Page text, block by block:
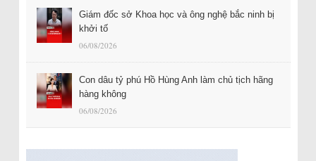
Giám đốc sở Khoa học và ông nghệ bắc ninh bị
khởi tố
06/08/2026
Con dâu tỷ phú Hồ Hùng Anh làm chủ tịch hãng
hàng không
06/08/2026